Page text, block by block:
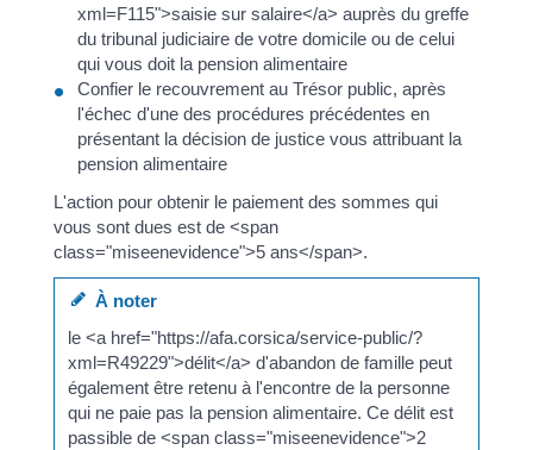
xml=F115">saisie sur salaire</a> auprès du greffe
du tribunal judiciaire de votre domicile ou de celui
qui vous doit la pension alimentaire
Confier le recouvrement au Trésor public, après
l'échec d'une des procédures précédentes en
présentant la décision de justice vous attribuant la
pension alimentaire
L'action pour obtenir le paiement des sommes qui
vous sont dues est de <span
class="miseenevidence">5 ans</span>.
À noter
le <a href="https://afa.corsica/service-public/?
xml=R49229">délit</a> d'abandon de famille peut
également être retenu à l'encontre de la personne
qui ne paie pas la pension alimentaire. Ce délit est
passible de <span class="miseenevidence">2